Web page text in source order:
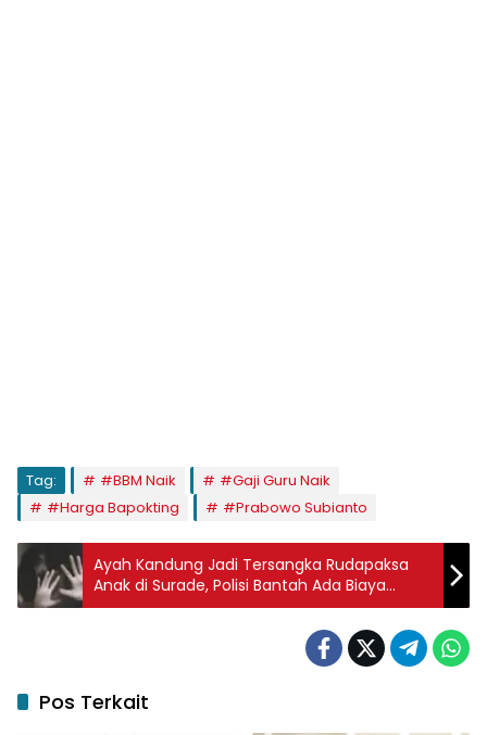
Tag: #BBM Naik
#Gaji Guru Naik
#Harga Bapokting
#Prabowo Subianto
Ayah Kandung Jadi Tersangka Rudapaksa
Anak di Surade, Polisi Bantah Ada Biaya
Pelaporan
Pos Terkait